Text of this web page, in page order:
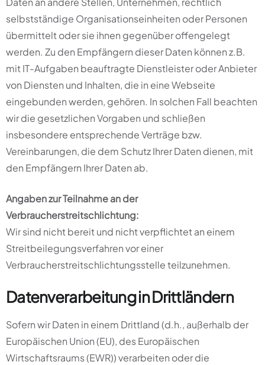
selbstständige Organisationseinheiten oder Personen
übermittelt oder sie ihnen gegenüber offengelegt
werden. Zu den Empfängern dieser Daten können z.B.
mit IT-Aufgaben beauftragte Dienstleister oder Anbieter
von Diensten und Inhalten, die in eine Webseite
eingebunden werden, gehören. In solchen Fall beachten
wir die gesetzlichen Vorgaben und schließen
insbesondere entsprechende Verträge bzw.
Vereinbarungen, die dem Schutz Ihrer Daten dienen, mit
den Empfängern Ihrer Daten ab.
Angaben zur Teilnahme an der
Verbraucherstreitschlichtung:
Wir sind nicht bereit und nicht verpflichtet an einem
Streitbeilegungsverfahren vor einer
Verbraucherstreitschlichtungsstelle teilzunehmen.
Datenverarbeitung in Drittländern
Sofern wir Daten in einem Drittland (d.h., außerhalb der
Europäischen Union (EU), des Europäischen
Wirtschaftsraums (EWR)) verarbeiten oder die